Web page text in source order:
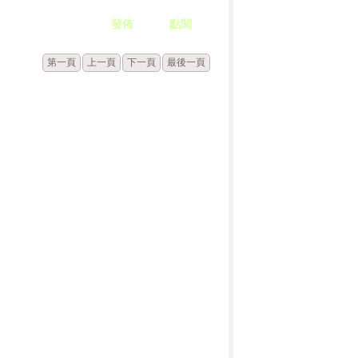
發佈 點閱
第一頁 上一頁 下一頁 最後一頁